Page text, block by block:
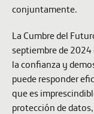
conjuntamente.
La Cumbre del
septiembre de
la confianza y
puede responder
que es
protección de